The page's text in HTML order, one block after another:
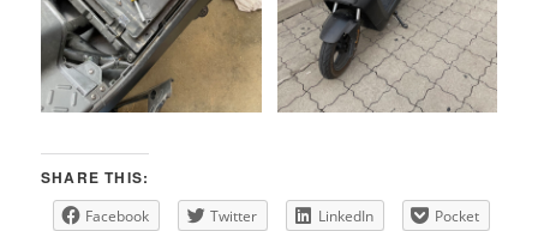
SHARE THIS:
Facebook Twitter LinkedIn Pocket